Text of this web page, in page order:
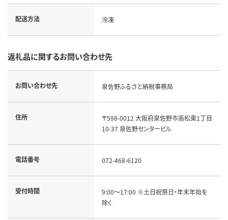
配送方法 冷凍
返礼品に関するお問い合わせ先
お問い合わせ先 泉佐野ふるさと納税事務局
住所
〒598-0012 大阪府泉佐野市高松東1丁目
10-37 泉佐野センタービル
電話番号 072-468-6120
受付時間
9:00～17:00 ※土日祝祭日・年末年始を
除く